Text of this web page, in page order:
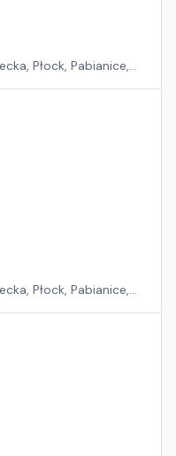
Płock, Pabianice,
Płock, Pabianice,